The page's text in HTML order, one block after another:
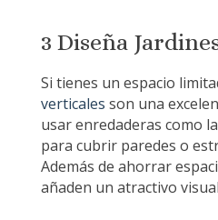
3 Diseña
Si tienes un espacio
verticales son una
usar enredaderas como
para cubrir paredes o
Además de ahorrar
añaden un atractivo